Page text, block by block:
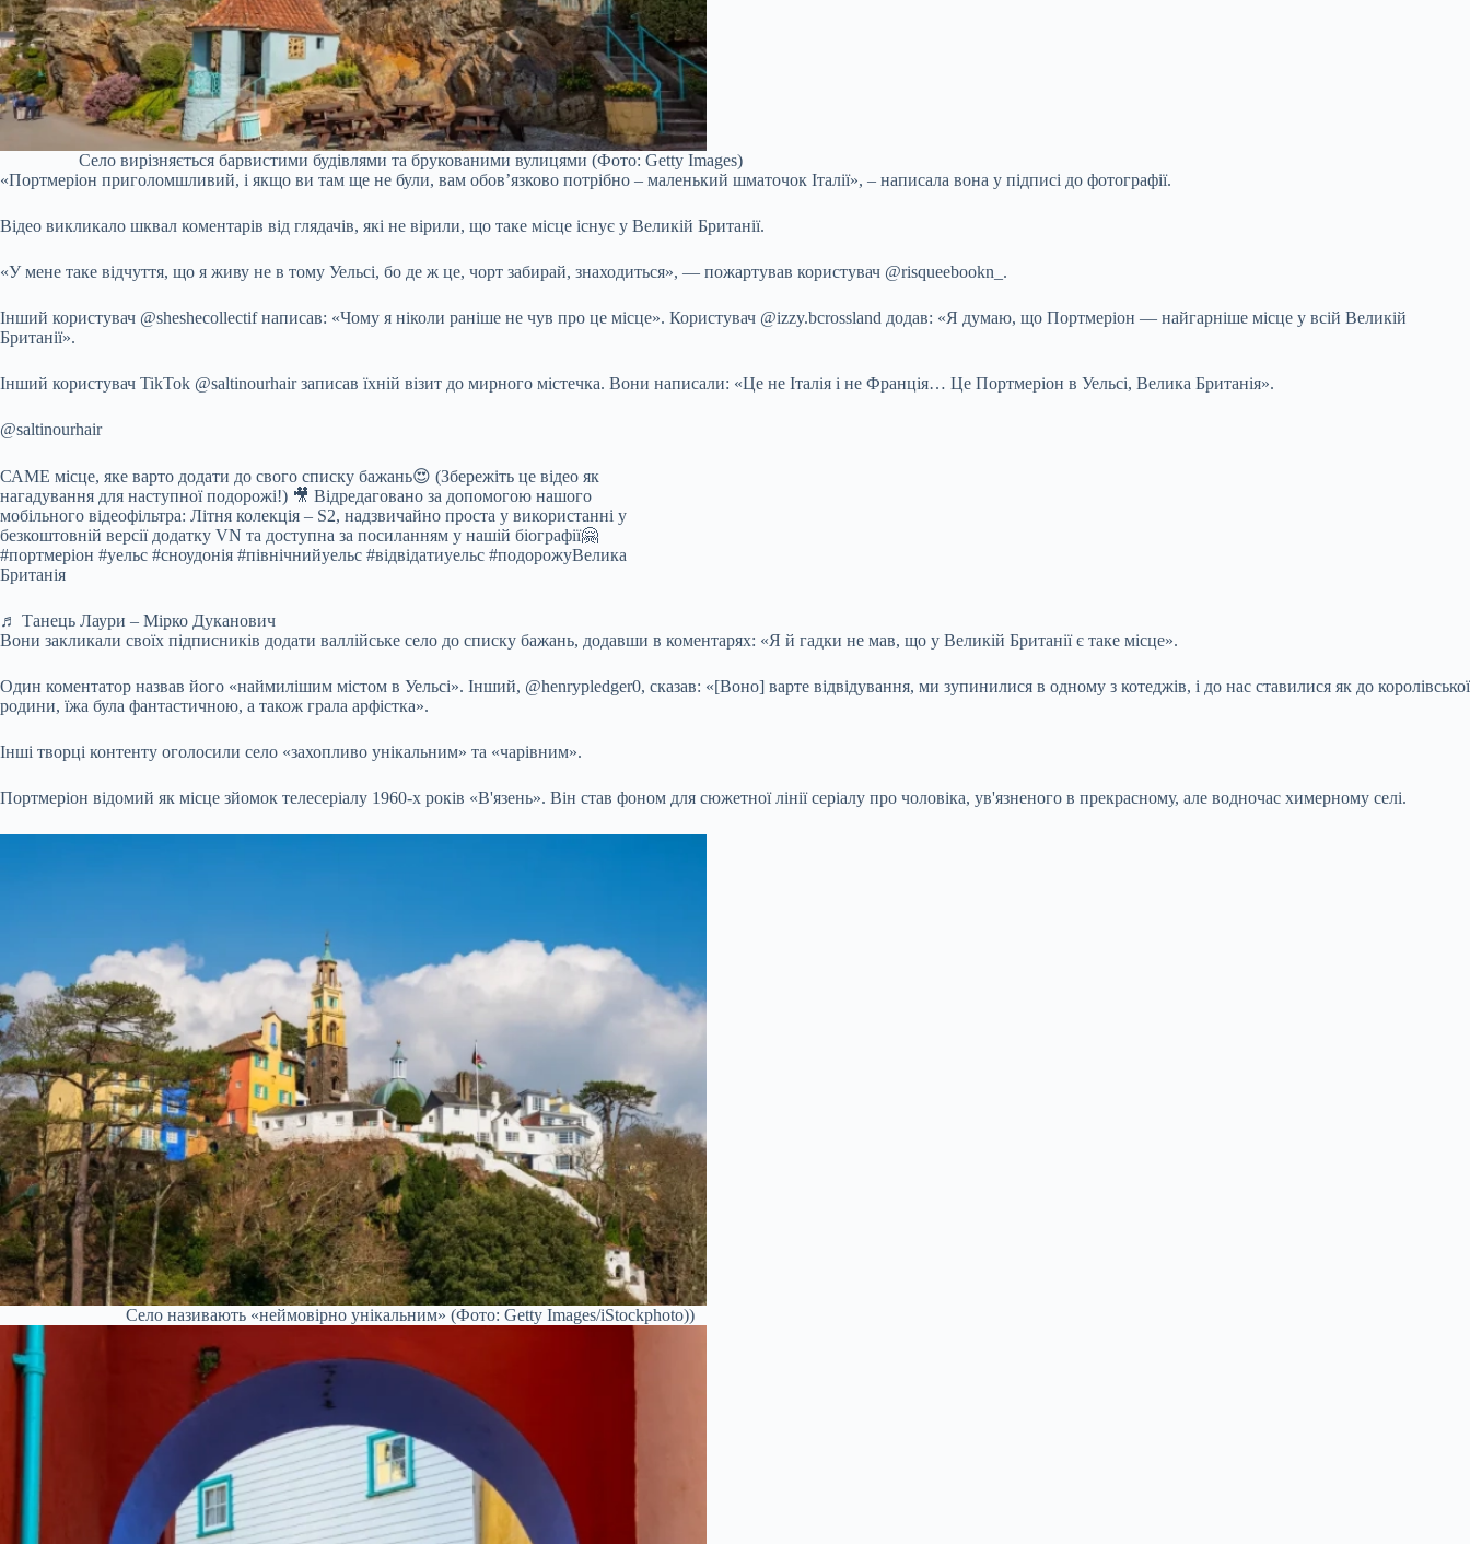
Село вирізняється барвистими будівлями та брукованими вулицями (Фото: Getty Images)
«Портмеріон приголомшливий, і якщо ви там ще не були, вам обов’язково потрібно – маленький шматочок Італії», – написала вона у підписі до фотографії.
Відео викликало шквал коментарів від глядачів, які не вірили, що таке місце існує у Великій Британії.
«У мене таке відчуття, що я живу не в тому Уельсі, бо де ж це, чорт забирай, знаходиться», — пожартував користувач @risqueebookn_.
Інший користувач @sheshecollectif написав: «Чому я ніколи раніше не чув про це місце». Користувач @izzy.bcrossland додав: «Я думаю, що Портмеріон — найгарніше місце у всій Великій
Британії».
Інший користувач TikTok @saltinourhair записав їхній візит до мирного містечка. Вони написали: «Це не Італія і не Франція… Це Портмеріон в Уельсі, Велика Британія».
@saltinourhair
САМЕ місце, яке варто додати до свого списку бажань😍 (Збережіть це відео як
нагадування для наступної подорожі!) 🎥 Відредаговано за допомогою нашого
мобільного відеофільтра: Літня колекція – S2, надзвичайно проста у використанні у
безкоштовній версії додатку VN та доступна за посиланням у нашій біографії🤗
#портмеріон #уельс #сноудонія #північнийуельс #відвідатиуельс #подорожуВелика
Британія
♬ Танець Лаури – Мірко Дуканович
Вони закликали своїх підписників додати валлійське село до списку бажань, додавши в коментарях: «Я й гадки не мав, що у Великій Британії є таке місце».
Один коментатор назвав його «наймилішим містом в Уельсі». Інший, @henrypledger0, сказав: «[Воно] варте відвідування, ми зупинилися в одному з котеджів, і до нас ставилися як до королівської
родини, їжа була фантастичною, а також грала арфістка».
Інші творці контенту оголосили село «захопливо унікальним» та «чарівним».
Портмеріон відомий як місце зйомок телесеріалу 1960-х років «В'язень». Він став фоном для сюжетної лінії серіалу про чоловіка, ув'язненого в прекрасному, але водночас химерному селі.
Село називають «неймовірно унікальним» (Фото: Getty Images/iStockphoto))